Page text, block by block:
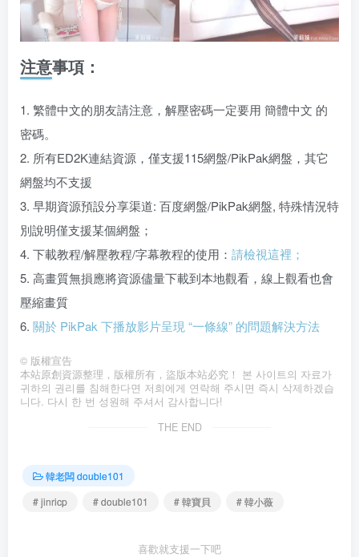
注意事項：
1. 繁體中文的朋友請注意，解壓密碼一定要用 簡體中文 的
密碼。
2. 所有ED2K連結資源，僅支援115網盤/PikPak網盤，其它
網盤均不支援
3. 早期資源預設分享渠道: 百度網盤/PikPak網盤, 特殊情況特
別說明僅支援某個網盤；
4. 下載教程/解壓教程/字幕教程的使用： 請檢視這裡；
5. 高畫質無損應將資源儘量下載到本地觀看，線上觀看也會
壓縮畫質
6. 關於 PikPak 下播放影片呈現 “一條線” 的問題解決方法
© 版權宣告
本站原創資源整理，版權所有，盜版本站必究！ 본 사이트의 자료가
귀하의 권리를 침해한다면 저희에게 연락해 주시면 즉시 삭제하겠습
니다. 다시 한 번 성원해 주셔서 감사합니다!
THE END
韓老闆 double101
# jinricp
# double101 # 韓寶貝 # 韓小薇
喜歡就支援一下吧